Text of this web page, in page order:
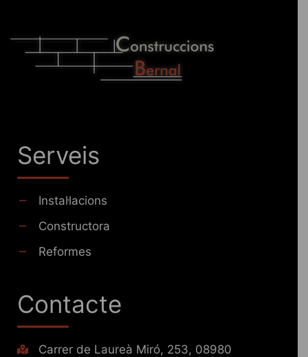
Serveis
Instal·lacions
Constructora
Reformes
Contacte
Carrer de Laureà Miró, 253, 08980